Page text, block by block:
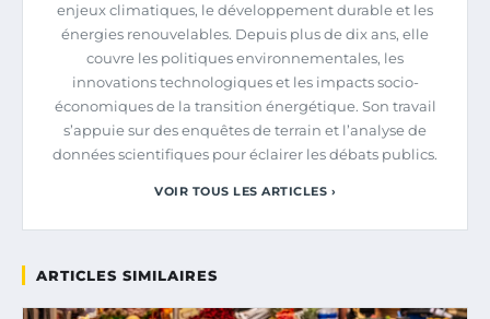
enjeux climatiques, le développement durable et les
énergies renouvelables. Depuis plus de dix ans, elle
couvre les politiques environnementales, les
innovations technologiques et les impacts socio-
économiques de la transition énergétique. Son travail
s’appuie sur des enquêtes de terrain et l’analyse de
données scientifiques pour éclairer les débats publics.
VOIR TOUS LES ARTICLES ›
ARTICLES SIMILAIRES